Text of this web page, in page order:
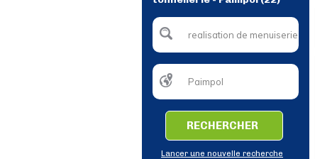
RECHERCHER
Lancer une nouvelle recherche